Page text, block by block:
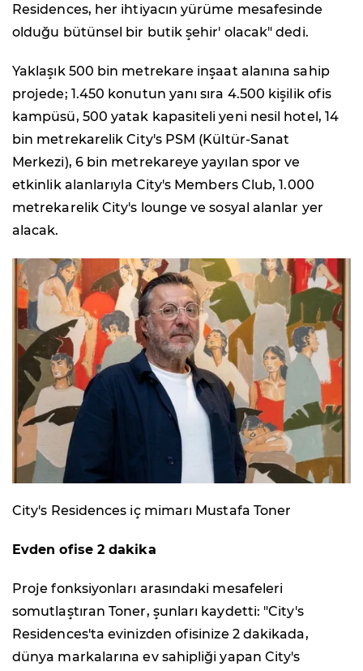
Residences, her ihtiyacın yürüme mesafesinde
olduğu bütünsel bir butik şehir' olacak" dedi.
Yaklaşık 500 bin metrekare inşaat alanına sahip
projede; 1.450 konutun yanı sıra 4.500 kişilik ofis
kampüsü, 500 yatak kapasiteli yeni nesil hotel, 14
bin metrekarelik City's PSM (Kültür-Sanat
Merkezi), 6 bin metrekareye yayılan spor ve
etkinlik alanlarıyla City's Members Club, 1.000
metrekarelik City's lounge ve sosyal alanlar yer
alacak.
City's Residences iç mimarı Mustafa Toner
Evden ofise 2 dakika
Proje fonksiyonları arasındaki mesafeleri
somutlaştıran Toner, şunları kaydetti: "City's
Residences'ta evinizden ofisinize 2 dakikada,
dünya markalarına ev sahipliği yapan City's